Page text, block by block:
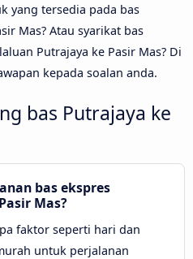
yang tersedia pada bas
Mas? Atau syarikat bas
Putrajaya ke Pasir Mas? Di
kepada soalan anda.
bas Putrajaya ke
bas ekspres
Mas?
faktor seperti hari dan
untuk perjalanan